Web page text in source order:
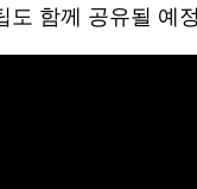
도 함께 공유될 예